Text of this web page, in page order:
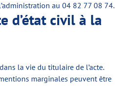
au 04 82 77 08 74.
d’état civil à la
la vie du titulaire de l’acte.
marginales peuvent être